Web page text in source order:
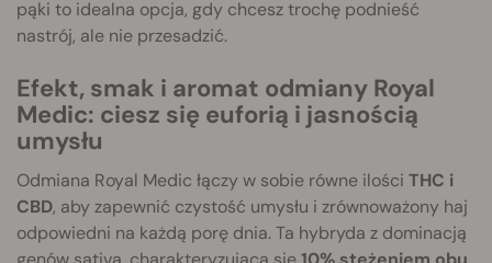
pąki to idealna opcja, gdy chcesz trochę podnieść
nastrój, ale nie przesadzić.
Efekt, smak i aromat odmiany Royal
Medic: ciesz się euforią i jasnością
umysłu
Odmiana Royal Medic łączy w sobie równe ilości THC i
CBD, aby zapewnić czystość umysłu i zrównoważony haj
odpowiedni na każdą porę dnia. Ta hybryda z dominacją